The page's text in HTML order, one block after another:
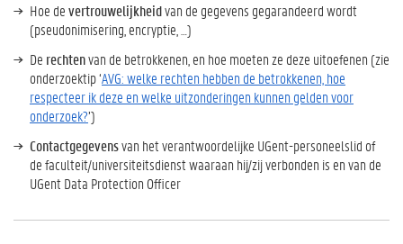
Hoe devertrouwelijkheidvan de gegevens gegarandeerd wordt
(pseudonimisering, encryptie, …)
De rechtenvan de betrokkenen, en hoe moeten ze deze uitoefenen (zie
onderzoektip ‘AVG: welke rechten hebben de betrokkenen, hoe
respecteer ik deze en welke uitzonderingen kunnen gelden voor
onderzoek?’)
Contactgegevensvan het verantwoordelijke UGent-personeelslid of
de faculteit/universiteitsdienst waaraan hij/zij verbonden is en van de
UGent Data Protection Officer